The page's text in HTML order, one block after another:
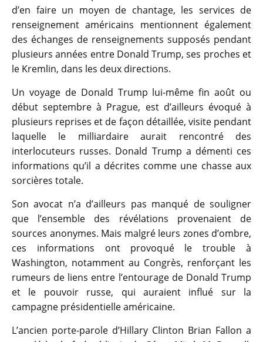
d’en faire un moyen de chantage, les services de
renseignement américains mentionnent également
des échanges de renseignements supposés pendant
plusieurs années entre Donald Trump, ses proches et
le Kremlin, dans les deux directions.
Un voyage de Donald Trump lui-même fin août ou
début septembre à Prague, est d’ailleurs évoqué à
plusieurs reprises et de façon détaillée, visite pendant
laquelle le milliardaire aurait rencontré des
interlocuteurs russes. Donald Trump a démenti ces
informations qu’il a décrites comme une chasse aux
sorcières totale.
Son avocat n’a d’ailleurs pas manqué de souligner
que l’ensemble des révélations provenaient de
sources anonymes. Mais malgré leurs zones d’ombre,
ces informations ont provoqué le trouble à
Washington, notamment au Congrès, renforçant les
rumeurs de liens entre l’entourage de Donald Trump
et le pouvoir russe, qui auraient influé sur la
campagne présidentielle américaine.
L’ancien porte-parole d’Hillary Clinton Brian Fallon a